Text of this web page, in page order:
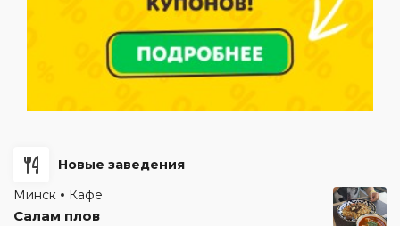
Новые заведения
Минск
Кафе
Салам плов